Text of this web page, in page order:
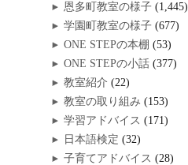
恩多町教室の様子 (1,445)
学園町教室の様子 (677)
ONE STEPの本棚 (53)
ONE STEPの小話 (377)
教室紹介 (22)
教室の取り組み (153)
学習アドバイス (171)
日本語検定 (32)
子育てアドバイス (28)